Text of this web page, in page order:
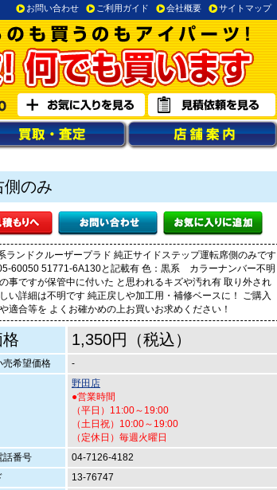
お問い合わせ ご利用ガイド 会社概要 サイトマップ
側のみ
ランドクルーザープラド 純正サイドステップ運転席側のみです
60050 51771-6A130と記載有 色：黒系 カラーナンバー不明
事ですが保管中に付いた と思われるキズや汚れ有 取り外され
い詳細は不明です 純正戻しや加工用・補修ベースに！ ご購入
適合等を よくお確かめの上お買いお求めください！
1,350円（税込）
売希望価格 -
野田店
●営業時間
（平日）11:00～19:00
（土日祝）10:00～19:00
（定休日）毎週火曜日
話番号
04-7126-4182
13-76747